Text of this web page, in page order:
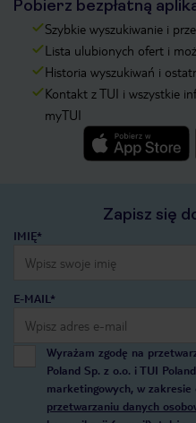
Pobierz bezpłatną
Szybkie wyszukiwanie i
Lista ulubionych ofert i
Historia wyszukiwań i
Kontakt z TUI i wszystkie
myTUI
Zapisz się
IMIĘ*
E-MAIL*
Wyrażam zgodę na
Poland Sp. z o.o. i TUI
marketingowych, w
przetwarzaniu danych